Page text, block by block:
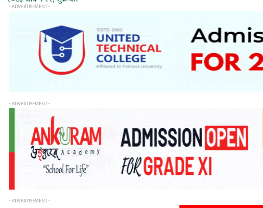
- ADVERTISEMENT -
- ADVERTISEMENT -
- ADVERTISEMENT -